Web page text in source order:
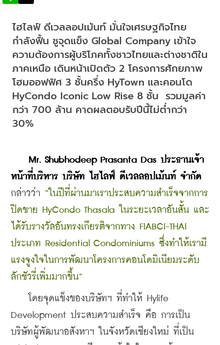
ไฮไลฟ์ ดีเวลลอปเม้นท์ มั่นใจเศรษฐกิจไทย
กำลังฟื้น ชูจุดแข็ง Global Company เข้าใจ
ความต้องการผู้บริโภคทั้งชาวไทยและต่างชาติใน
ภาคเหนือ เดินหน้าเปิดตัว 2 โครงการศักยภาพ
โฮมออฟฟิศ 3 ชั้นครึ่ง HyTown และคอนโด
HyCondo Iconic Low Rise 8 ชั้น  รวมมูลค่า
กว่า 700 ล้าน คาดผลตอบรับปีนี้ไม่ต่ำกว่า
30%
Mr. Shubhodeep Prasanta Das ประธานเจ้า
หน้าที่บริหาร บริษัท ไฮไลฟ์ ดีเวลลอปเม้นท์ จำกัด
กล่าวว่า “ในปีที่ผ่านมาเราประสบความสำเร็จจากการ
ปิดขาย HyCondo Thasala ในระยะเวลาอันสั้น และ
ได้รับรางวัลอันทรงเกียรติจากทาง FIABCI-THAI
ประเภท Residential Condominiums ซึ่งทำให้เรามี
แรงจูงใจในการพัฒนาโครงการคอนโดมิเนียมระดับ
ลักชัวรี่เพิ่มมากขึ้น”
โดยจุดแข็งของบริษัทฯ ที่ทำให้ Hylife
Development ประสบความสำเร็จ คือ การเป็น
บริษัทผู้พัฒนาอสังหาฯ ในจังหวัดเชียงใหม่ ที่เป็น